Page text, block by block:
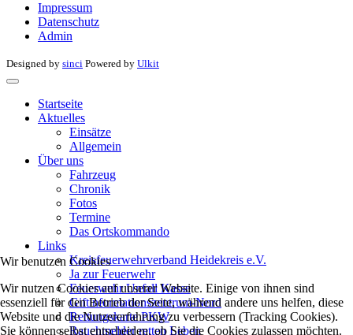
Impressum
Datenschutz
Admin
Designed by sinci Powered by Ulkit
Startseite
Aktuelles
Einsätze
Allgemein
Über uns
Fahrzeug
Chronik
Fotos
Termine
Das Ortskommando
Links
Kreisfeuerwehrverband Heidekreis e.V.
Ja zur Feuerwehr
Feuerwehr Unfall Kasse
Giftinformationszentrum-Nord
Rettungskarte PKW
Rauchmelder retten Leben
Wir benutzen Cookies
Wir nutzen Cookies auf unserer Website. Einige von ihnen sind
essenziell für den Betrieb der Seite, während andere uns helfen, diese
Website und die Nutzererfahrung zu verbessern (Tracking Cookies).
Sie können selbst entscheiden, ob Sie die Cookies zulassen möchten.